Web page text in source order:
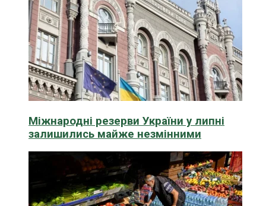
Міжнародні резерви України у липні
залишились майже незмінними